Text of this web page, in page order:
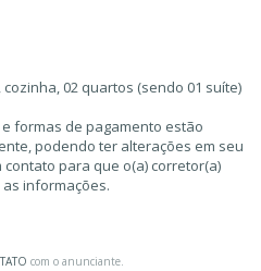
02 quartos (sendo 01 suíte)
formas de pagamento estão
podendo ter alterações em seu
para que o(a) corretor(a)
informações.
com o anunciante.